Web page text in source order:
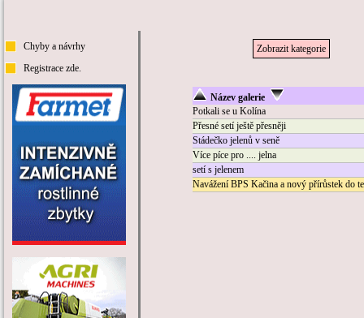
Chyby a návrhy
Registrace zde.
Zobrazit kategorie
Název galerie
Potkali se u Kolína
Přesné setí ještě přesněji
Stádečko jelenů v seně
Více píce pro .... jelna
setí s jelenem
Navážení BPS Kačina a nový přírůstek do